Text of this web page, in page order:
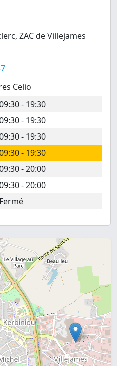
ZAC de Villejames
Celio
- 19:30
- 19:30
- 19:30
- 19:30
- 20:00
- 20:00
Fermé